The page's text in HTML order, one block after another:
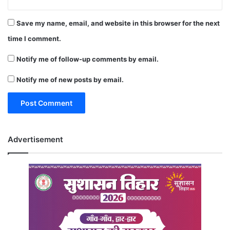
Save my name, email, and website in this browser for the next
time I comment.
Notify me of follow-up comments by email.
Notify me of new posts by email.
Advertisement